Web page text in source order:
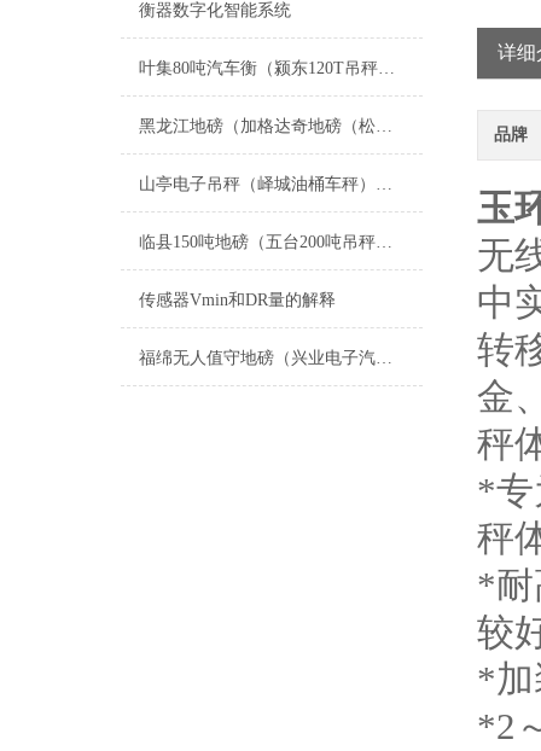
衡器数字化智能系统
叶集80吨汽车衡（颍东120T吊秤）舒城便携式地磅）萧县50吨地磅维修
黑龙江地磅（加格达奇地磅（松岭地磅（新林地磅）呼中地磅）漠河地磅维修
山亭电子吊秤（峄城油桶车秤）沂源电子叉车秤维修
临县150吨地磅（五台200吨吊秤）岢岚200T汽车衡）侯马汽车衡维修
传感器Vmin和DR量的解释
福绵无人值守地磅（兴业电子汽车衡）钦州汽车衡）港北地磅维修
详细
品牌
玉
无
中
转
金
秤
*专
秤
*耐
较
*加
*2